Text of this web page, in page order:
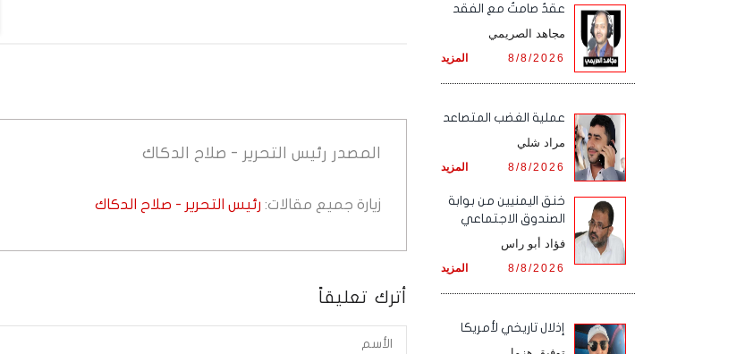
المصدر رئيس التحرير - صلاح الدكاك
زيارة جميع مقالات: رئيس التحرير - صلاح الدكاك
أترك تعليقاً
عقدٌ صامتٌ مع الفقد
مجاهد الصريمي
المزيد 8/8/2026
‏عملية الغضب المتصاعد
مراد شلي
المزيد 8/8/2026
خنق اليمنيين من بوابة
الصندوق الاجتماعي
فؤاد أبو راس
المزيد 8/8/2026
إذلال تاريخي لأمريكا